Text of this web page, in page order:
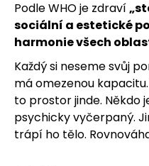
Podle WHO je zdraví
sociální a estetické
harmonie všech
Každý si neseme svůj
má omezenou
to prostor jinde. Někdo
psychicky vyčerpaný.
trápí ho tělo.
u
j
e
t
e